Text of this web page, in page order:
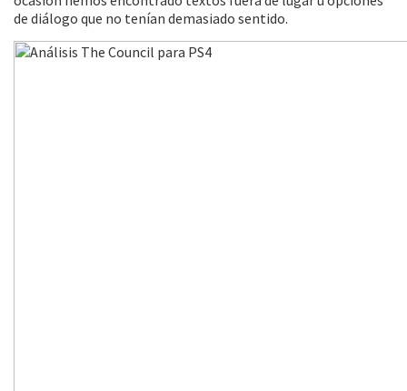
de diálogo que no tenían demasiado sentido.